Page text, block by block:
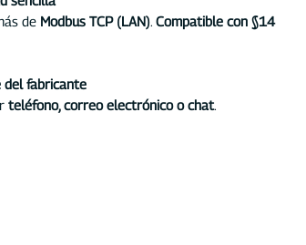
de Modbus TCP (LAN). Compatible con §14
del fabricante
teléfono, correo electrónico o chat.